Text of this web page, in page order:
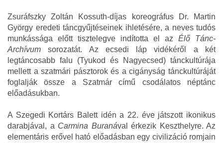
Zsuráfszky Zoltán Kossuth-díjas koreográfus Dr. Martin
György eredeti táncgyűjtéseinek ihletésére, a neves tudós
munkássága előtt tisztelegve indította el az Élő Tánc-
Archívum sorozatát. Az ecsedi láp vidékéről a két
legtáncosabb falu (Tyukod és Nagyecsed) tánckultúrája
mellett a szatmári pásztorok és a cigányság tánckultúráját
foglalják össze a Szatmár című csodálatos néptánc
előadásukban.
A Szegedi Kortárs Balett idén a 22. éve játszott ikonikus
darabjával, a Carmina Buranával érkezik Keszthelyre. Az
elementáris erővel ható előadásban egy civilizáció romjain